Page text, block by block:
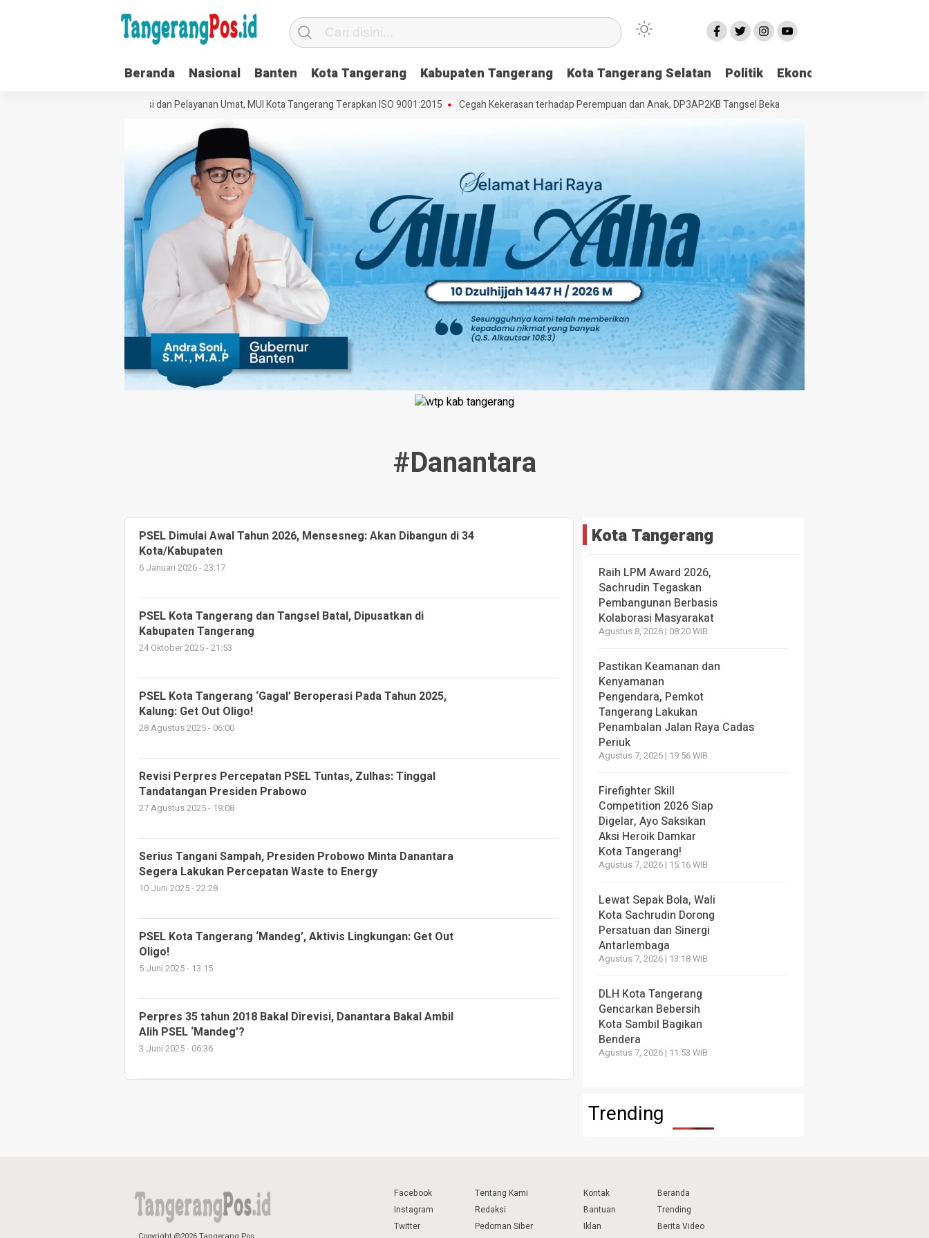
Beranda Nasional Banten Kota Tangerang Kabupaten Tangerang Kota Tangerang Selatan Politik Ekonomi
Perkuat Tata Kelola Organisasi dan Pelayanan Umat, MUI Kota Tangerang Terapkan ISO 9001:2015 Cegah Kekerasan terhadap Perempuan dan Anak, DP3AP2KB Tangsel Bekali Masyarakat Manajemen Stres dan
#danantara
PSEL Dimulai Awal Tahun 2026, Mensesneg: Akan Dibangun di 34
Kota/Kabupaten
6 Januari 2026 - 23:17
PSEL Kota Tangerang dan Tangsel Batal, Dipusatkan di
Kabupaten Tangerang
24 Oktober 2025 - 21:53
PSEL Kota Tangerang ‘Gagal’ Beroperasi Pada Tahun 2025,
Kalung: Get Out Oligo!
28 Agustus 2025 - 06:00
Revisi Perpres Percepatan PSEL Tuntas, Zulhas: Tinggal
Tandatangan Presiden Prabowo
27 Agustus 2025 - 19:08
Serius Tangani Sampah, Presiden Probowo Minta Danantara
Segera Lakukan Percepatan Waste to Energy
10 Juni 2025 - 22:28
PSEL Kota Tangerang ‘Mandeg’, Aktivis Lingkungan: Get Out
Oligo!
5 Juni 2025 - 13:15
Perpres 35 tahun 2018 Bakal Direvisi, Danantara Bakal Ambil
Alih PSEL ‘Mandeg’?
3 Juni 2025 - 06:36
Kota Tangerang
Raih LPM Award 2026,
Sachrudin Tegaskan
Pembangunan Berbasis
Kolaborasi Masyarakat
Agustus 8, 2026 | 08:20 WIB
Pastikan Keamanan dan
Kenyamanan
Pengendara, Pemkot
Tangerang Lakukan
Penambalan Jalan Raya Cadas
Periuk
Agustus 7, 2026 | 19:56 WIB
Firefighter Skill
Competition 2026 Siap
Digelar, Ayo Saksikan
Aksi Heroik Damkar
Kota Tangerang!
Agustus 7, 2026 | 15:16 WIB
Lewat Sepak Bola, Wali
Kota Sachrudin Dorong
Persatuan dan Sinergi
Antarlembaga
Agustus 7, 2026 | 13:18 WIB
DLH Kota Tangerang
Gencarkan Bebersih
Kota Sambil Bagikan
Bendera
Agustus 7, 2026 | 11:53 WIB
Trending
Facebook
Instagram
Twitter
Tentang Kami
Redaksi
Pedoman Siber
Kontak
Bantuan
Iklan
Beranda
Trending
Berita Video